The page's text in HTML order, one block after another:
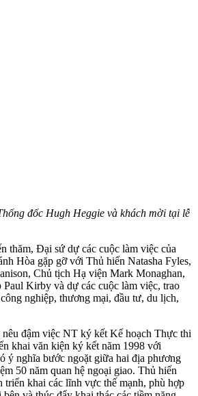
đốc Hugh Heggie và khách mời tại lễ
thăm, Đại sứ dự các cuộc làm việc của
Hòa gặp gỡ với Thủ hiến Natasha Fyles,
Chủ tịch Hạ viện Mark Monaghan,
Kirby và dự các cuộc làm việc, trao
nghiệp, thương mại, đầu tư, du lịch,
nêu đậm việc NT ký kết Kế hoạch Thực thi
khai văn kiện ký kết năm 1998 với
ý nghĩa bước ngoặt giữa hai địa phương
50 năm quan hệ ngoại giao. Thủ hiến
triển khai các lĩnh vực thế mạnh, phù hợp